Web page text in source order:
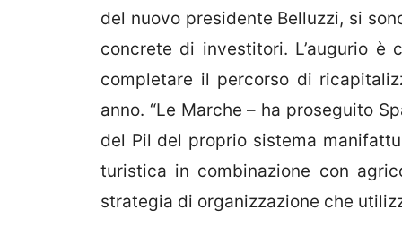
del nuovo presidente Belluzzi, si
concrete di investitori. L’augurio
completare il percorso di
anno. “Le Marche – ha proseguito
del Pil del proprio sistema
turistica in combinazione con
strategia di organizzazione che